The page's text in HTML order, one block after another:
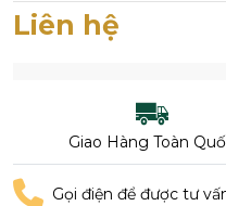
Liên hệ
Giao Hàng Toàn
Gọi điện để được tư